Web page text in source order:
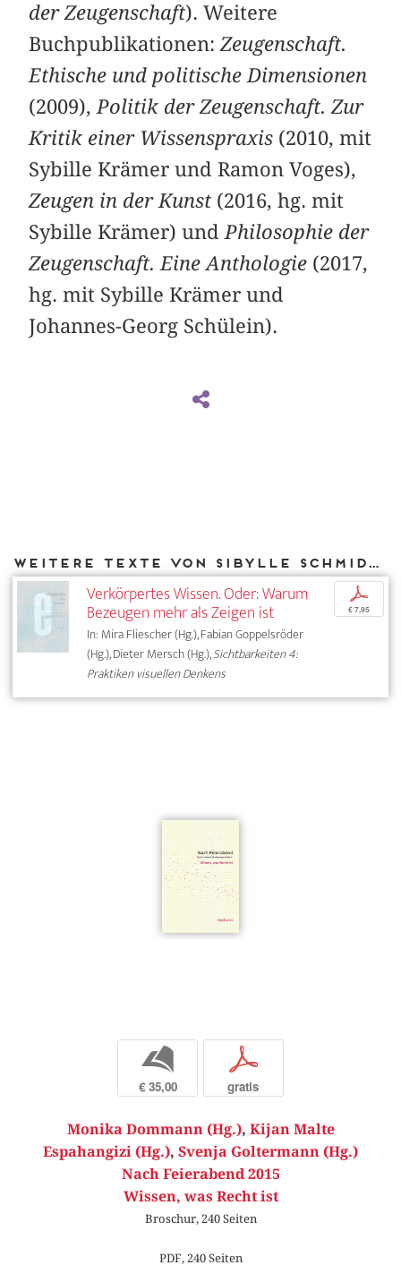
der Zeugenschaft). Weitere
Buchpublikationen:Zeugenschaft.
Ethische und politische Dimensionen
(2009),Politik der Zeugenschaft. Zur
Kritik einer Wissenspraxis (2010, mit
Sybille Krämer und Ramon Voges),
Zeugen in der Kunst (2016, hg. mit
Sybille Krämer) undPhilosophie der
Zeugenschaft. Eine Anthologie (2017,
hg. mit Sybille Krämer und
Johannes-Georg Schülein).
Weitere Texte von Sibylle Schmidt bei DIAPHANES
Verkörpertes Wissen. Oder: Warum
Bezeugen mehr als Zeigen ist
In: Mira Fliescher (Hg.), Fabian Goppelsröder
(Hg.), Dieter Mersch (Hg.),Sichtbarkeiten 4:
Praktiken visuellen Denkens
p
€ 7,95
b
€ 35,00
p
gratis
Monika Dommann (Hg.), Kijan Malte
Espahangizi (Hg.), Svenja Goltermann (Hg.)
Nach Feierabend 2015
Wissen, was Recht ist
Broschur, 240 Seiten
PDF, 240 Seiten